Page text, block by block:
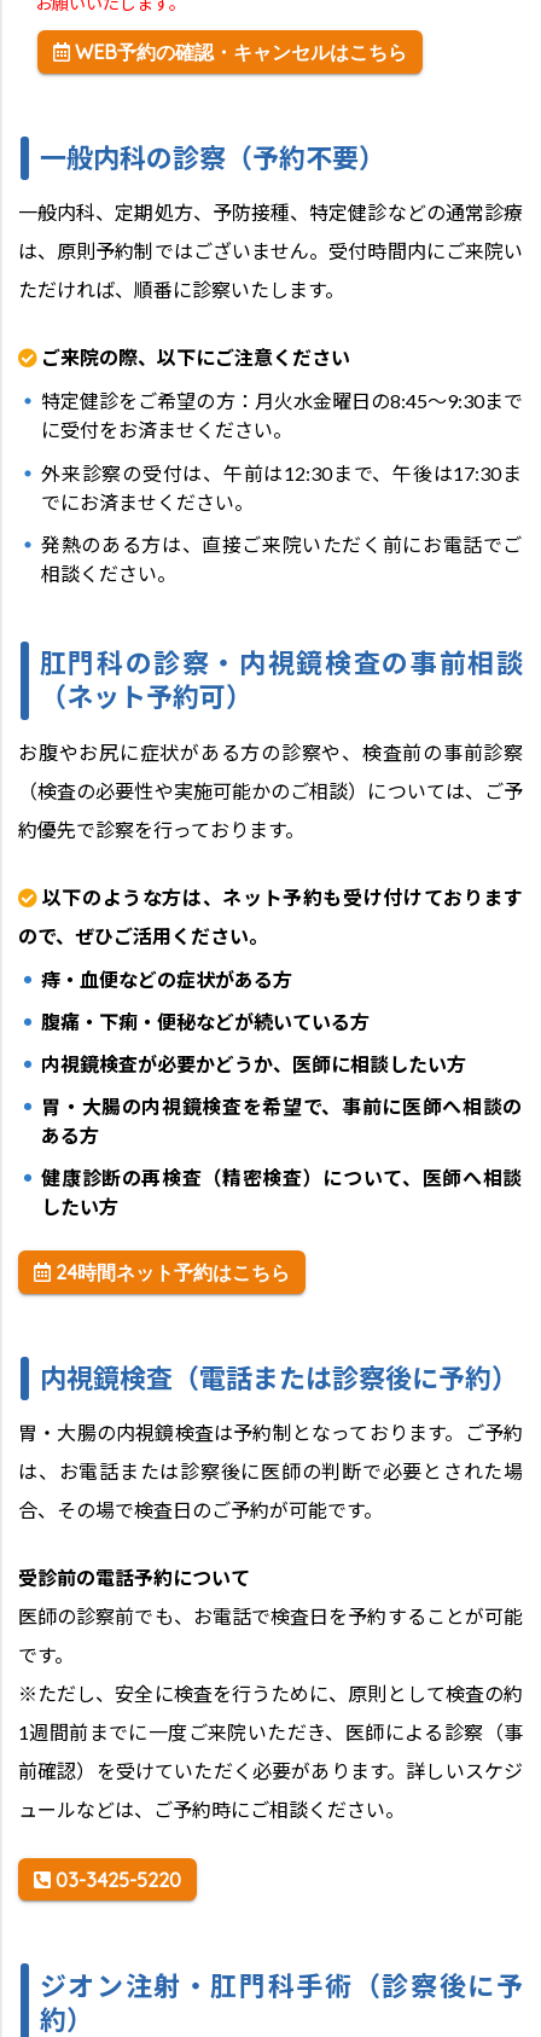
WEB予約の確認・キャンセルはこちら
一般内科の診察（予約不要）
一般内科、定期処方、予防接種、特定健診などの通常診療
は、原則予約制ではございません。受付時間内にご来院い
ただければ、順番に診察いたします。
ご来院の際、以下にご注意ください
特定健診をご希望の方：月火水金曜日の8:45～9:30まで
に受付をお済ませください。
外来診察の受付は、午前は12:30まで、午後は17:30ま
でにお済ませください。
発熱のある方は、直接ご来院いただく前にお電話でご
相談ください。
肛門科の診察・内視鏡検査の事前相談
（ネット予約可）
お腹やお尻に症状がある方の診察や、検査前の事前診察
（検査の必要性や実施可能かのご相談）については、ご予
約優先で診察を行っております。
以下のような方は、ネット予約も受け付けております
ので、ぜひご活用ください。
痔・血便などの症状がある方
腹痛・下痢・便秘などが続いている方
内視鏡検査が必要かどうか、医師に相談したい方
胃・大腸の内視鏡検査を希望で、事前に医師へ相談の
ある方
健康診断の再検査（精密検査）について、医師へ相談
したい方
24時間ネット予約はこちら
内視鏡検査（電話または診察後に予約）
胃・大腸の内視鏡検査は予約制となっております。ご予約
は、お電話または診察後に医師の判断で必要とされた場
合、その場で検査日のご予約が可能です。
受診前の電話予約について
医師の診察前でも、お電話で検査日を予約することが可能
です。
※ただし、安全に検査を行うために、原則として検査の約
1週間前までに一度ご来院いただき、医師による診察（事
前確認）を受けていただく必要があります。詳しいスケジ
ュールなどは、ご予約時にご相談ください。
03-3425-5220
ジオン注射・肛門科手術（診察後に予
約）